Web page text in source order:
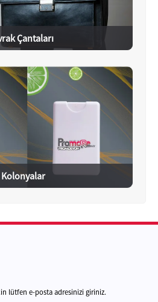
Çantaları
Kolonyalar
lütfen e-posta adresinizi giriniz.